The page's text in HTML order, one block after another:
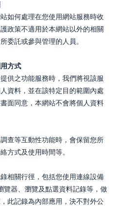
如何處理在您使用網站服務時收
政策不適用於本網站以外的相關
委託或參與管理的人員。
方式
供之功能服務時，我們將視該服
資料，並在該特定目的範圍內處
面同意，本網站不會將個人資料
查等互動性功能時，會保留您所
方式及使用時間等。
相關行徑，包括您使用連線設備
覽器、瀏覽及點選資料記錄等，做
此記錄為內部應用，決不對外公